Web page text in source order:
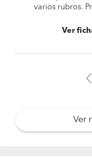
varios rubros.
Ver
Ver